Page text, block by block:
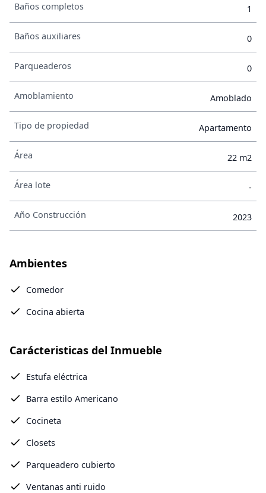
Baños completos 1
Baños auxiliares 0
Parqueaderos 0
Amoblamiento Amoblado
Tipo de propiedad Apartamento
Área 22 m2
Área lote -
Año Construcción 2023
Ambientes
Comedor
Cocina abierta
Carácteristicas del Inmueble
Estufa eléctrica
Barra estilo Americano
Cocineta
Closets
Parqueadero cubierto
Ventanas anti ruido